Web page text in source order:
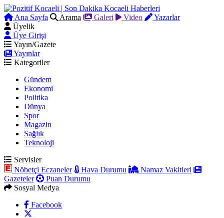
Ana Sayfa Arama Galeri Video
Yazarlar
Üyelik
Üye Girişi
Yayın/Gazete
Yayınlar
Kategoriler
Gündem
Ekonomi
Politika
Dünya
Spor
Magazin
Sağlık
Teknoloji
Servisler
Nöbetçi Eczaneler
Hava Durumu
Namaz Vakitleri
Gazeteler
Puan Durumu
Sosyal Medya
Facebook